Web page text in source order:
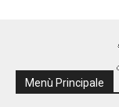
Menù Principale